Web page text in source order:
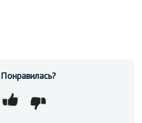
Понравилась?